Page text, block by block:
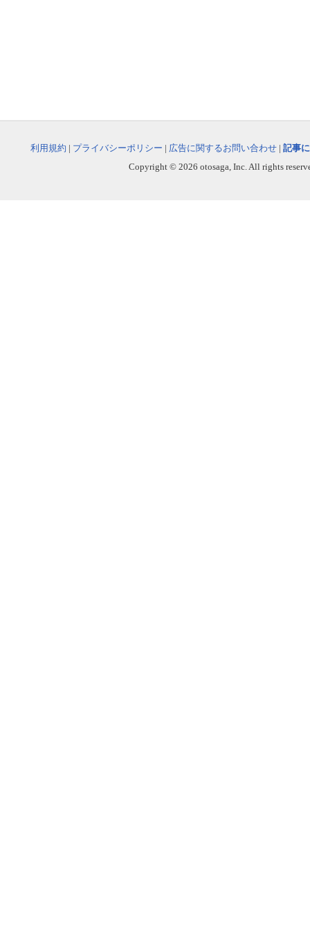
利用規約 | プライバシーポリシー | 広告に関するお問い合わせ | 記事
Copyright © 2026 otosaga, Inc. All rights